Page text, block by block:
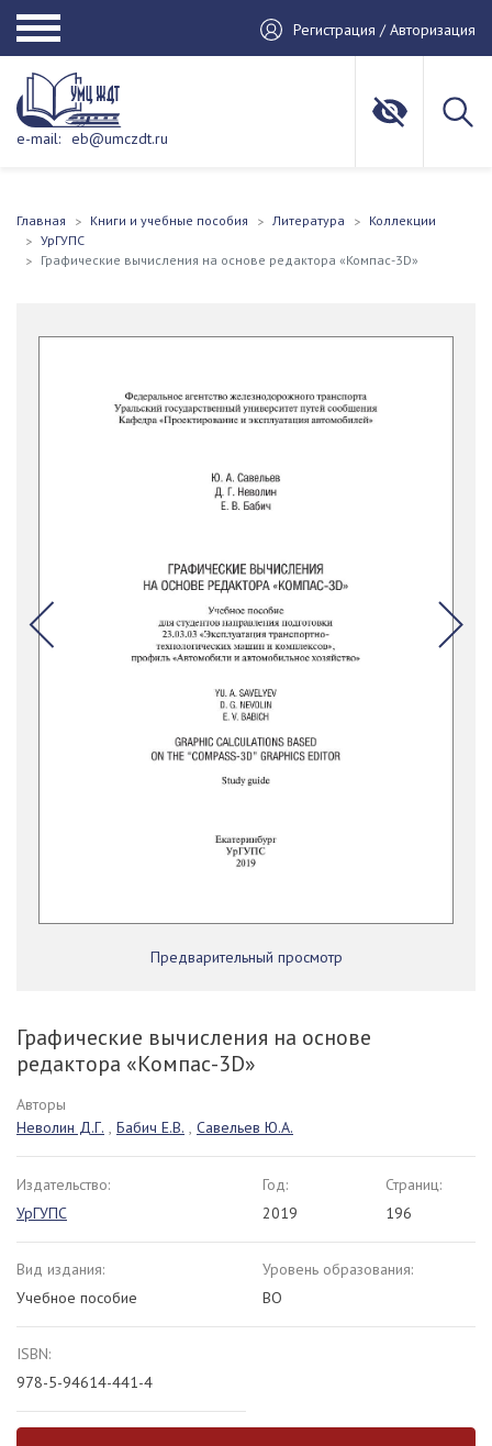
Регистрация / Авторизация
e-mail: eb@umczdt.ru
Главная Книги и учебные пособия Литература
Коллекции
УрГУПС
Графические вычисления на основе редактора «Компас-3D»
Предварительный просмотр
Графические вычисления на основе
редактора «Компас-3D»
Авторы
Неволин Д.Г. , Бабич Е.В. , Савельев Ю.А.
Издательство:
УрГУПС
Год:
2019
Страниц:
196
Вид издания:
Учебное пособие
Уровень образования:
ВО
ISBN:
978-5-94614-441-4